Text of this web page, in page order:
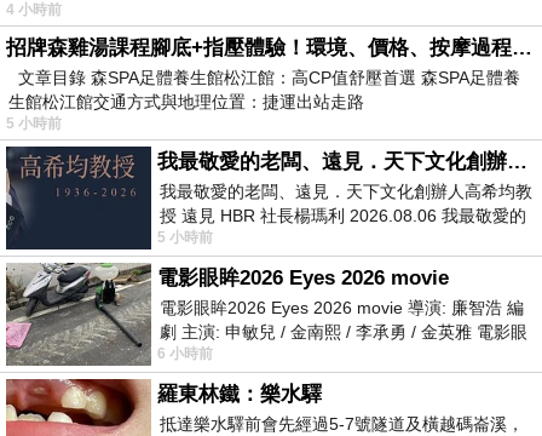
4 小時前
招牌森雞湯課程腳底+指壓體驗！環境、價格、按摩過程全紀錄，森SPA足體養生館松江館最新價格表
文章目錄 森SPA足體養生館松江館：高CP值舒壓首選 森SPA足體養
生館松江館交通方式與地理位置：捷運出站走路
5 小時前
我最敬愛的老闆、遠見．天下文化創辦人高希均教授
我最敬愛的老闆、遠見．天下文化創辦人高希均教
授 遠見 HBR 社長楊瑪利 2026.08.06 我最敬愛的
老闆、遠見．天下文化創辦人高希均教
5 小時前
電影眼眸2026 Eyes 2026 movie
電影眼眸2026 Eyes 2026 movie 導演: 廉智浩 編
劇 主演: 申敏兒 / 金南熙 / 李承勇 / 金英雅 電影眼
眸2026描述攝影師徐珍因遺
6 小時前
羅東林鐵：樂水驛
抵達樂水驛前會先經過5-7號隧道及橫越碼崙溪，